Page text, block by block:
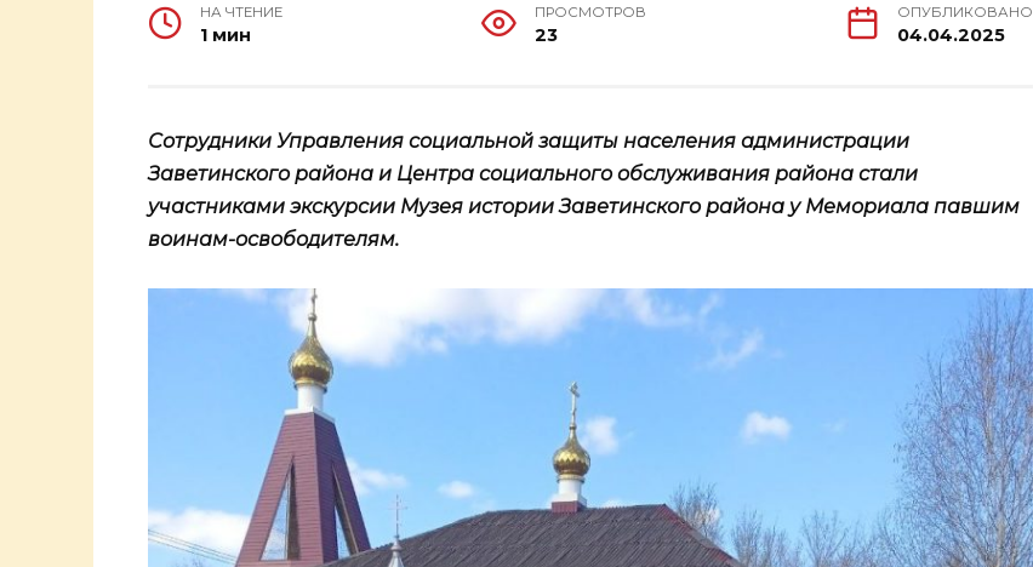
НА ЧТЕНИЕ
1 мин
ПРОСМОТРОВ
23
ОПУБЛИКОВАНО
04.04.2025
Сотрудники Управления социальной защиты населения администрации
Заветинского района и Центра социального обслуживания района стали
участниками экскурсии Музея истории Заветинского района у Мемориала павшим
воинам-освободителям.